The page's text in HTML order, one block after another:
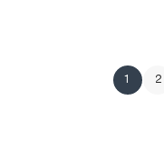
1 2